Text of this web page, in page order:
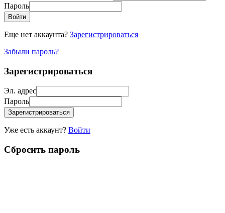
Пароль
Войти
Еще нет аккаунта? Зарегистрироваться
Забыли пароль?
Зарегистрироваться
Эл. адрес
Пароль
Зарегистрироваться
Уже есть аккаунт? Войти
Сбросить пароль